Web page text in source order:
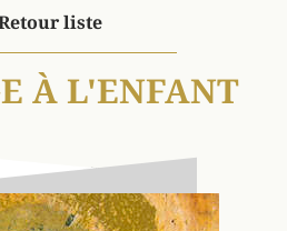
liste
À L'ENFANT